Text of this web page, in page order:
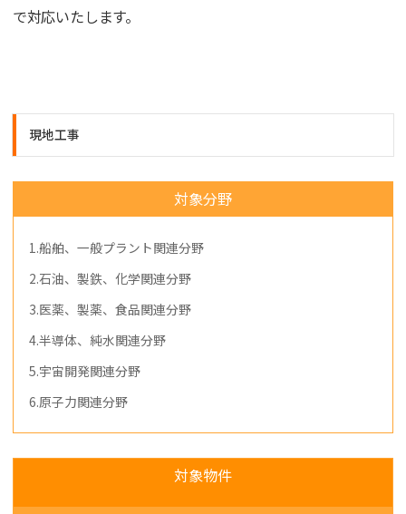
で対応いたします。
現地工事
対象分野
1.船舶、一般プラント関連分野
2.石油、製鉄、化学関連分野
3.医薬、製薬、食品関連分野
4.半導体、純水関連分野
5.宇宙開発関連分野
6.原子力関連分野
対象物件